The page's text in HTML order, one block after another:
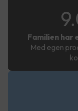
Familien har
Med egen